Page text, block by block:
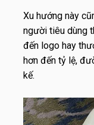
Xu hướng này
người tiêu dùng
đến logo hay
hơn đến tỷ lệ,
kế.